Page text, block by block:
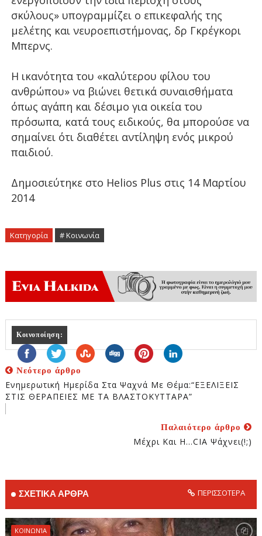
σκύλους» υπογραμμίζει ο επικεφαλής της
μελέτης και νευροεπιστήμονας, δρ Γκρέγκορι
Μπερνς.
Η ικανότητα του «καλύτερου φίλου του
ανθρώπου» να βιώνει θετικά συναισθήματα
όπως αγάπη και δέσιμο για οικεία του
πρόσωπα, κατά τους ειδικούς, θα μπορούσε να
σημαίνει ότι διαθέτει αντίληψη ενός μικρού
παιδιού.
Δημοσιεύτηκε στο Helios Plus στις 14 Μαρτίου
2014
Κατηγορία # Κοινωνία
Κοινοποίηση:
Νεότερο άρθρο
Eνημερωτική Ημερίδα Στα Ψαχνά Με Θέμα:“ΕΞΕΛΙΞΕΙΣ
ΣΤΙΣ ΘΕΡΑΠΕΙΕΣ ΜΕ ΤΑ ΒΛΑΣΤΟΚΥΤΤΑΡΑ”
Παλαιότερο άρθρο
Μέχρι Και Η…CIA Ψάχνει(!;)
ΣΧΕΤΙΚΑ ΑΡΘΡΑ ΠΕΡΙΣΣΟΤΕΡΑ
ΚΟΙΝΩΝΊΑ